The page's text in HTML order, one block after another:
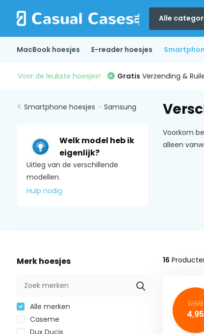
Alle
MacBook hoesjes E-reader hoesjes
Voor de leukste hoesjes! Gratis Verzending &
Smartphone hoesjes - Samsung
Welk model heb ik
eigenlijk?
Uitleg van de verschillende
modellen.
Hulp nodig
Voorkom
alleen
Merk hoesjes
Alle merken
Caseme
Dux Ducis
16
17,99
4,95